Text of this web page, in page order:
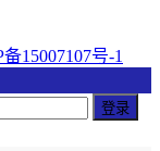
15007107号-1